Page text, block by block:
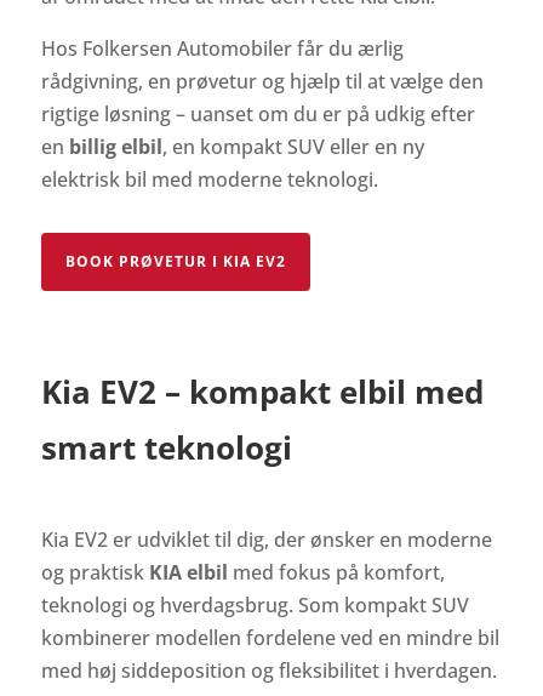
Hos Folkersen Automobiler får du ærlig
rådgivning, en prøvetur og hjælp til at vælge den
rigtige løsning – uanset om du er på udkig efter
en billig elbil, en kompakt SUV eller en ny
elektrisk bil med moderne teknologi.
BOOK PRØVETUR I KIA EV2
Kia EV2 – kompakt elbil med
smart teknologi
Kia EV2 er udviklet til dig, der ønsker en moderne
og praktisk KIA elbil med fokus på komfort,
teknologi og hverdagsbrug. Som kompakt SUV
kombinerer modellen fordelene ved en mindre bil
med høj siddeposition og fleksibilitet i hverdagen.